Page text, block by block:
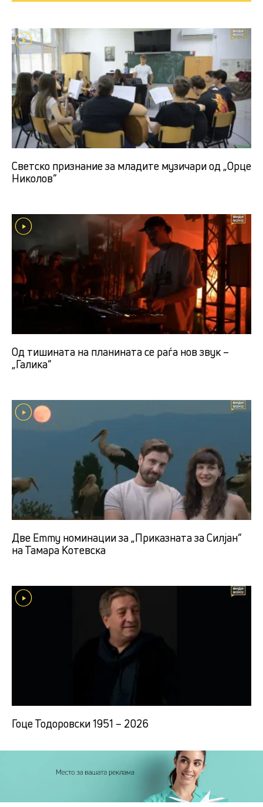
Светско признание за младите музичари од „Орце
Николов“
Од тишината на планината се раѓа нов звук –
„Галика“
Две Emmy номинации за „Приказната за Силјан“
на Тамара Котевска
Гоце Тодоровски 1951 – 2026